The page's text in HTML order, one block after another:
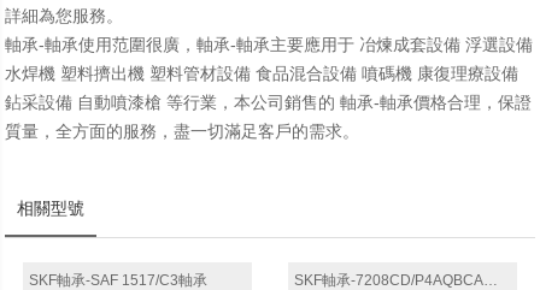
詳細為您服務。
軸承-軸承使用范圍很廣，軸承-軸承主要應用于 冶煉成套設備 浮選設備
水焊機 塑料擠出機 塑料管材設備 食品混合設備 噴碼機 康復理療設備
鉆采設備 自動噴漆槍 等行業，本公司銷售的 軸承-軸承價格合理，保證
質量，全方面的服務，盡一切滿足客戶的需求。
相關型號
SKF軸承-SAF 1517/C3軸承